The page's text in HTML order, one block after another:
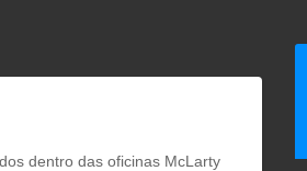
dentro das oficinas McLarty